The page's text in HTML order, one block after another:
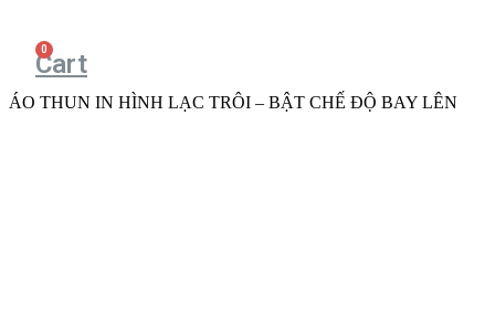
Cart
ÁO THUN IN HÌNH LẠC TRÔI – BẬT CHẾ ĐỘ BAY LÊN